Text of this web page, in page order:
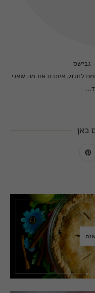
גבישס
לחלוק איתכם את מה שאני
כאן